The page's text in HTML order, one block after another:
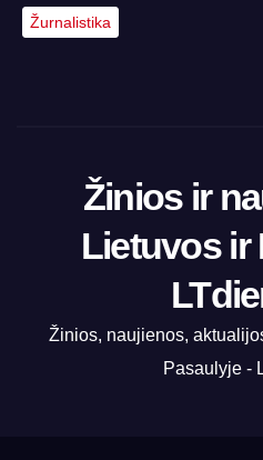
Žurnalistika
Žinios ir
Lietuvos ir
Žinios, naujienos,
Pasaulyje -